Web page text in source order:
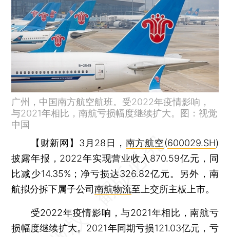
广州，中国南方航空航班。受2022年疫情影响，
与2021年相比，南航亏损幅度继续扩大。图：视觉
中国
【财新网】 3月28日， 南方航空(600029.SH)
披露年报，2022年实现营业收入870.59亿元，同
比减少14.35%；净亏损达326.82亿元。另外，南
航拟分拆下属子公司南航物流至上交所主板上市。
受2022年疫情影响，与2021年相比，南航亏
损幅度继续扩大。2021年同期亏损121.03亿元，亏